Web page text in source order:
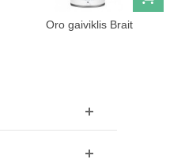
Oro gaiviklis Brait